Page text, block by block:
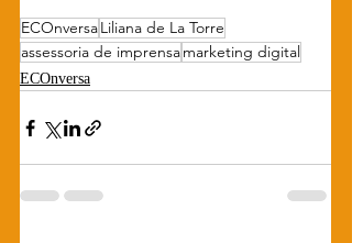
ECOnversaLiliana de La Torre
assessoria de imprensamarketing digital
ECOnversa